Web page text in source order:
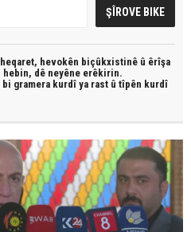
hevokên biçûkxistinê û êrîşa
hebin, dê neyêne erêkirin.
bi gramera kurdî ya rast û tîpên kurdî